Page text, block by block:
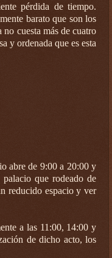
pérdida de tiempo.
barato que son los
no cuesta más de cuatro
y ordenada que es esta
abre de 9:00 a 20:00 y
que rodeado de
reducido espacio y ver
a las 11:00, 14:00 y
de dicho acto, los